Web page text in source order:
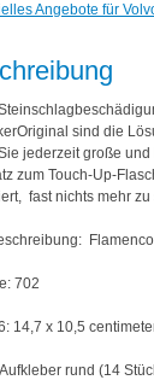
Angebote für
sind die
jederzeit große
zum Touch-Up-
fast nichts mehr
702
14,7 x 10,5
rund (14